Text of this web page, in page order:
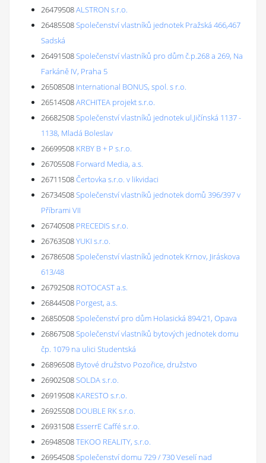
26479508ALSTRON s.r.o.
26485508Společenství vlastníků jednotek Pražská 466,467
Sadská
26491508Společenství vlastníků pro dům č.p.268 a 269, Na
Farkáně IV, Praha 5
26508508 International BONUS, spol. s r.o.
26514508ARCHITEA projekt s.r.o.
26682508Společenství vlastníků jednotek ul.Jičínská 1137 -
1138, Mladá Boleslav
26699508 KRBY B + P s.r.o.
26705508 Forward Media, a.s.
26711508Čertovka s.r.o. v likvidaci
26734508Společenství vlastníků jednotek domů 396/397 v
Příbrami VII
26740508 PRECEDIS s.r.o.
26763508YUKI s.r.o.
26786508Společenství vlastníků jednotek Krnov, Jiráskova
613/48
26792508 ROTOCAST a.s.
26844508 Porgest, a.s.
26850508Společenství pro dům Holasická 894/21, Opava
26867508Společenství vlastníků bytových jednotek domu
čp. 1079 na ulici Studentská
26896508 Bytové družstvo Pozořice, družstvo
26902508SOLDA s.r.o.
26919508 KARESTO s.r.o.
26925508 DOUBLE RK s.r.o.
26931508 EsserrE Caffé s.r.o.
26948508TEKOO REALITY, s.r.o.
26954508Společenství domu 729 / 730 Veselí nad